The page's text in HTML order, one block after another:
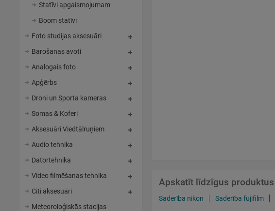
Statīvi apgaismojumam
Boom statīvi
Foto studijas aksesuāri
Barošanas avoti
Analogais foto
Apģērbs
Droni un Sporta kameras
Somas & Koferi
Aksesuāri Viedtālruņiem
Audio tehnika
Datortehnika
Video filmēšanas tehnika
Citi aksesuāri
Meteoroloģiskās stacijas
Apskatīt līdzīgus produktus
Saderība nikon Saderība fujifilm